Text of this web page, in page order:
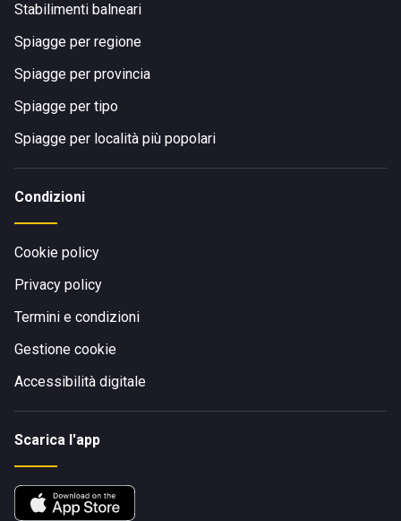
Stabilimenti balneari
Spiagge per regione
Spiagge per provincia
Spiagge per tipo
Spiagge per località più popolari
Condizioni
Cookie policy
Privacy policy
Termini e condizioni
Gestione cookie
Accessibilità digitale
Scarica l'app